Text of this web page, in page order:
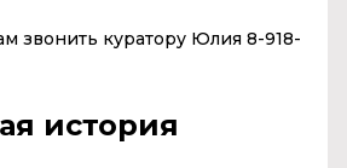
звонить куратору Юлия 8-918-
история